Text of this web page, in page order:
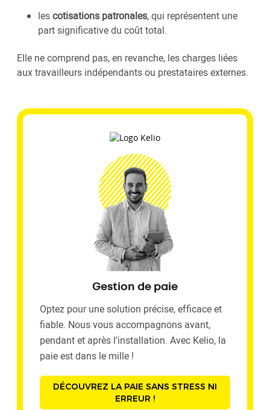
lescotisations patronales, qui représentent une
part significative du coût total.
Elle ne comprend pas, en revanche, les charges liées
aux travailleurs indépendants ou prestataires externes.
Gestion de paie
Optez pour une solution précise, efficace et
fiable. Nous vous accompagnons avant,
pendant et après l’installation. Avec Kelio, la
paie est dans le mille !
DÉCOUVREZ LA PAIE SANS STRESS NI
ERREUR !